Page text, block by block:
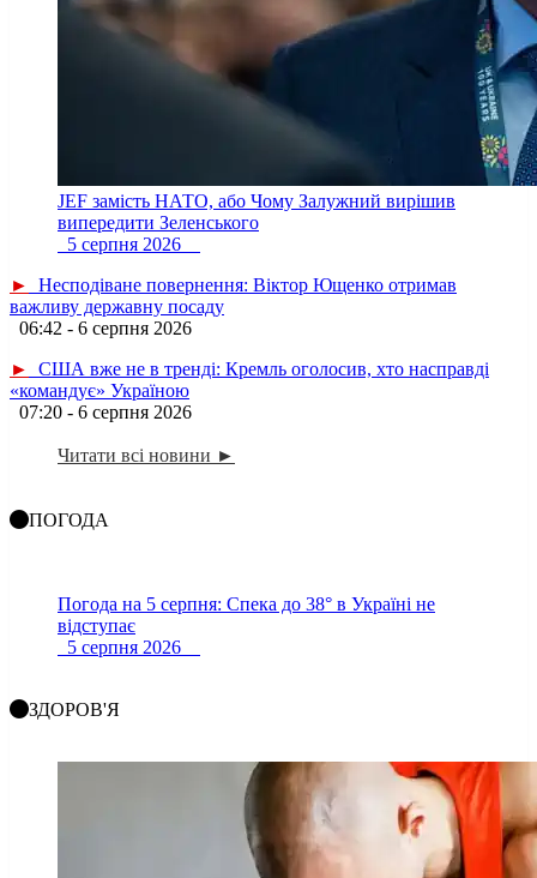
JEF замість НАТО, або Чому Залужний вирішив
випередити Зеленського
5 серпня 2026
►
Несподіване повернення: Віктор Ющенко отримав
важливу державну посаду
06:42 - 6 серпня 2026
►
США вже не в тренді: Кремль оголосив, хто насправді
«командує» Україною
07:20 - 6 серпня 2026
Читати всі новини ►
ПОГОДА
Погода на 5 серпня: Спека до 38° в Україні не
відступає
5 серпня 2026
ЗДОРОВ'Я